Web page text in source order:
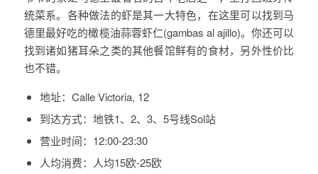
统菜系。各种做法的虾是其一大特色，在这里可以找到马
德里最好吃的橄榄油蒜蓉虾仁(gambas al ajillo)。你还可以
找到诸如猪耳朵之类的其他餐馆鲜有的食材，另外性价比
也不错。
地址： Calle Victoria, 12
到达方式： 地铁1、2、3、5号线Sol站
营业时间： 12:00-23:30
人均消费： 人均15欧-25欧